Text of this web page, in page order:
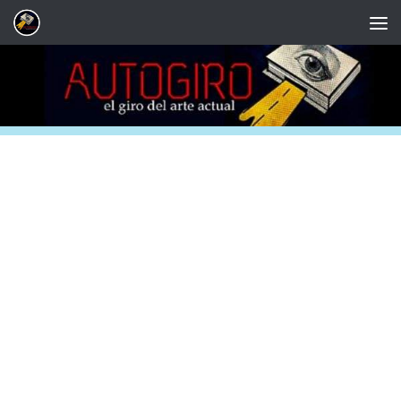
Saltar al contenido